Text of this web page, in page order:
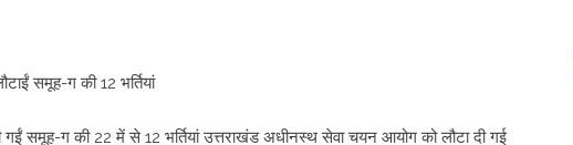
समूह-ग की 12 भर्तियां
समूह-ग की 22 में से 12 भर्तियां उत्तराखंड अधीनस्थ सेवा चयन आयोग को लौटा दी गई